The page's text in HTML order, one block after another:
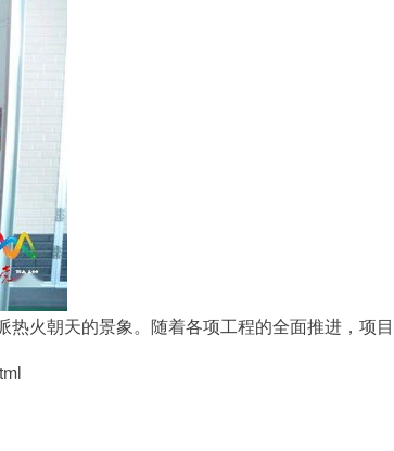
火朝天的景象。随着各项工程的全面推进，项